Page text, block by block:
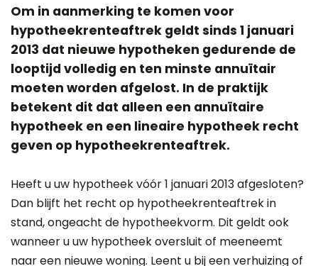
Om in aanmerking te komen voor
hypotheekrenteaftrek geldt sinds 1 januari
2013 dat nieuwe hypotheken gedurende de
looptijd volledig en ten minste annuïtair
moeten worden afgelost. In de praktijk
betekent dit dat alleen een annuïtaire
hypotheek en een lineaire hypotheek recht
geven op hypotheekrenteaftrek.
Heeft u uw hypotheek vóór 1 januari 2013 afgesloten?
Dan blijft het recht op hypotheekrenteaftrek in
stand, ongeacht de hypotheekvorm. Dit geldt ook
wanneer u uw hypotheek oversluit of meeneemt
naar een nieuwe woning. Leent u bij een verhuizing of